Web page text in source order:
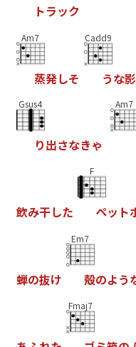
トラック
Am7
蒸発しそ
Cadd9
うな影
Gsus4
り出さなきゃ
Am7
飲み干した
F
ペッ ト
蝉の抜け
Em7
殻のよう
Fmaj7